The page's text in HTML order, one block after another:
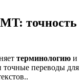
точность
терминологию и
точные переводы для